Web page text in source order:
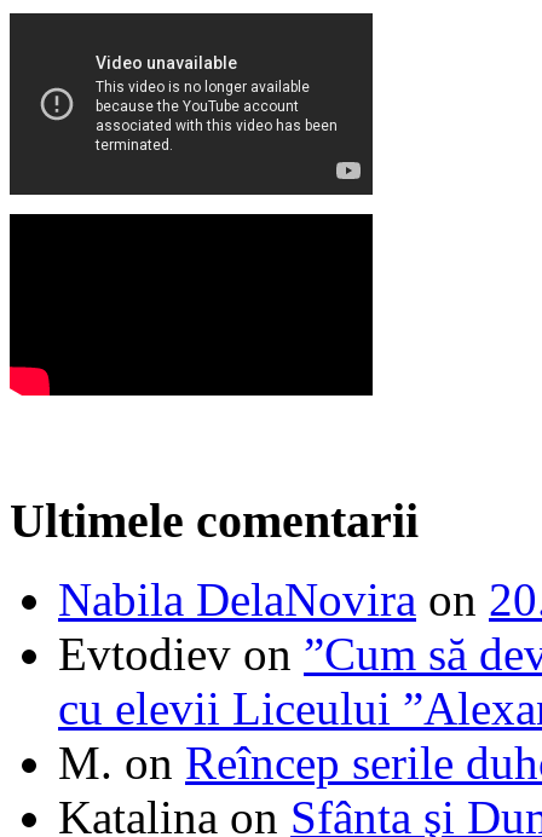
Ultimele comentarii
Nabila DelaNovira on
Evtodiev on ”Cum să
cu elevii Liceului
M. on Reîncep serile
Katalina on Sfânta şi